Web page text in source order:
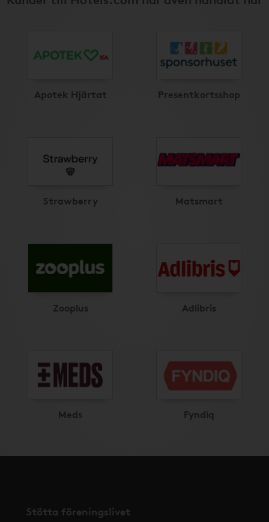
Apotek Hjärtat Presentkortsshop
Strawberry Matsmart
Zooplus Adlibris
Meds Fyndiq
Stötta föreningslivet